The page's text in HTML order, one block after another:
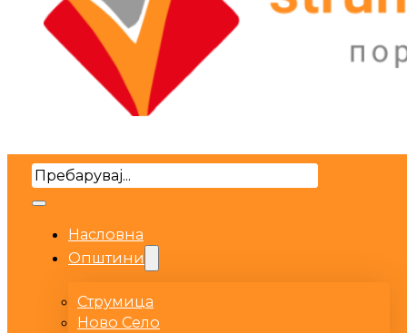
Search
Насловна
Општини
Струмица
Ново Село